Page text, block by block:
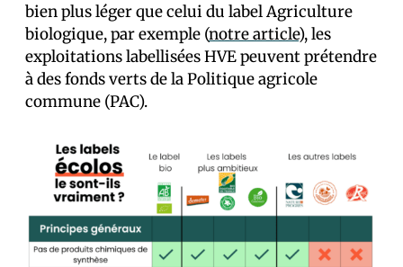
bien plus léger que celui du label Agriculture
biologique, par exemple (notre article), les
exploitations labellisées HVE peuvent prétendre
à des fonds verts de la Politique agricole
commune (PAC).